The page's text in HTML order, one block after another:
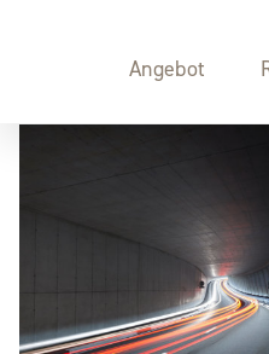
Angebot